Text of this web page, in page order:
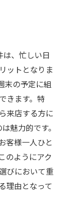
、忙しい日
ットとなりま
末の予定に組
きます。特
来店する方に
魅力的です。
客様一人ひと
のようにアク
びにおいて重
理由となって